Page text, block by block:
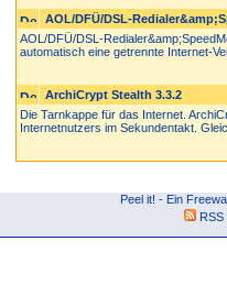
AOL/DFÜ/DSL-
AOL/DFÜ/DSL-
automatisch eine getrennte Internet-
ArchiCrypt Stealth 3.3.2
Die Tarnkappe für das Internet.
Internetnutzers im Sekundentakt.
Peel it! - Ein